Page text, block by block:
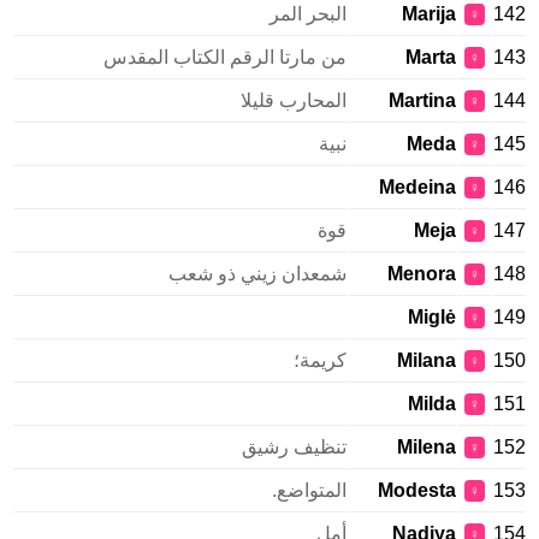
142
♀
Marija البحر المر
143
♀
Marta من مارتا الرقم الكتاب المقدس
144
♀
Martina المحارب قليلا
145
♀
Meda نبية
146
♀
Medeina
147
♀
Meja قوة
148
♀
Menora شمعدان زيني ذو شعب
149
♀
Miglė
150
♀
Milana كريمة؛
151
♀
Milda
152
♀
Milena تنظيف رشيق
153
♀
Modesta المتواضع.
154
♀
Nadiya أمل